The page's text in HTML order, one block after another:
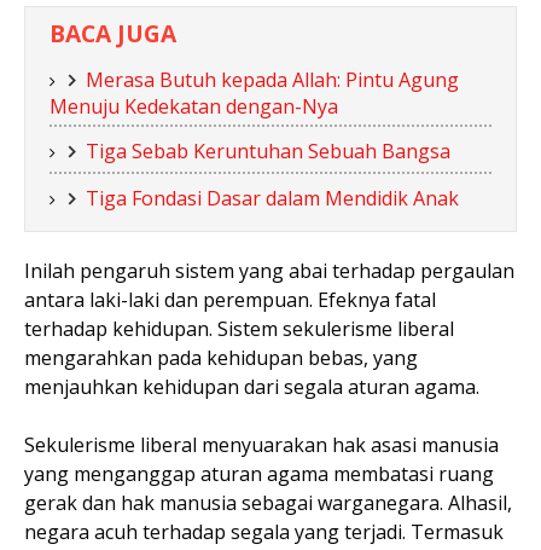
BACA JUGA
Merasa Butuh kepada Allah: Pintu Agung
Menuju Kedekatan dengan-Nya
Tiga Sebab Keruntuhan Sebuah Bangsa
Tiga Fondasi Dasar dalam Mendidik Anak
Inilah pengaruh sistem yang abai terhadap pergaulan
antara laki-laki dan perempuan. Efeknya fatal
terhadap kehidupan. Sistem sekulerisme liberal
mengarahkan pada kehidupan bebas, yang
menjauhkan kehidupan dari segala aturan agama.
Sekulerisme liberal menyuarakan hak asasi manusia
yang menganggap aturan agama membatasi ruang
gerak dan hak manusia sebagai warganegara. Alhasil,
negara acuh terhadap segala yang terjadi. Termasuk